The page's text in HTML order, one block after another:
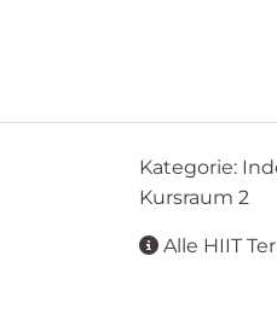
Kategorie:
Kursraum 2
Alle HIIT